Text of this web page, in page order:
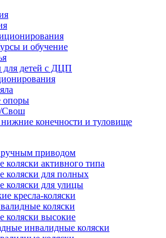
и обучение
для детей с ДЦП
опоры
Свош
конечности и туловище
ручным приводом
активного типа
коляски для полных
коляски для улицы
кресла-коляски
коляски
коляски высокие
инвалидные коляски